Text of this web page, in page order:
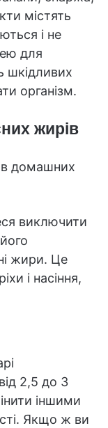
містять
і не
для
шкідливих
організм.
жирів
виключити
жири. Це
і насіння,
2,5 до 3
іншими
Якщо ж ви